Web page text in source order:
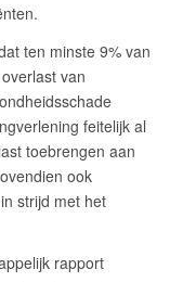
ten minste 9% van
van
feitelijk al
toebrengen aan
ook
strijd met het
rapport